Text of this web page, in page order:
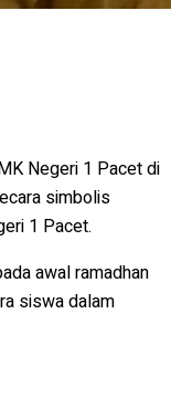
Negeri 1 Pacet di
simbolis
1 Pacet.
awal ramadhan
siswa dalam